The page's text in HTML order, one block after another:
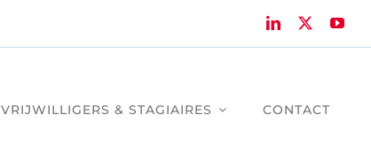
VRIJWILLIGERS & STAGIAIRES CONTACT